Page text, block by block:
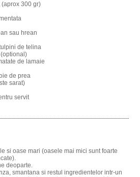
300 gr)
sau hrean
de telina
de lamaie
de prea
sarat)
servit
si oase mari (oasele mai mici sunt foarte
deoparte.
smantana si restul ingredientelor intr-un